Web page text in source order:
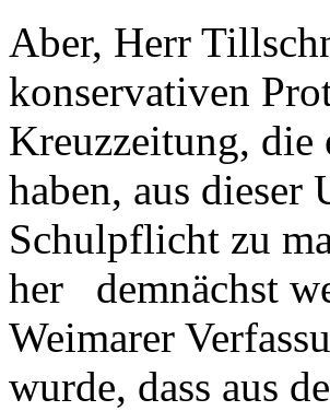
Aber, Herr
konservativen
Kreuzzeitung, die
haben, aus
Schulpflicht zu
her demnächst
Weimarer
wurde, dass aus